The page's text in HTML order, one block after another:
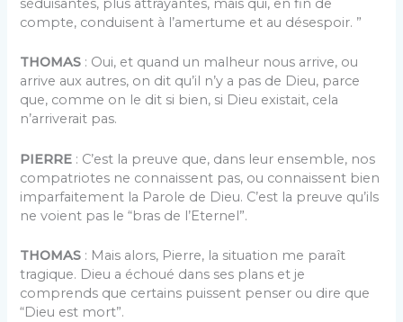
séduisantes, plus attrayantes, mais qui, en fin de
compte, conduisent à l’amertume et au désespoir. ”
THOMAS : Oui, et quand un malheur nous arrive, ou
arrive aux autres, on dit qu’il n’y a pas de Dieu, parce
que, comme on le dit si bien, si Dieu existait, cela
n’arriverait pas.
PIERRE : C’est la preuve que, dans leur ensemble, nos
compatriotes ne connaissent pas, ou connaissent bien
imparfaitement la Parole de Dieu. C’est la preuve qu’ils
ne voient pas le “bras de l’Eternel”.
THOMAS : Mais alors, Pierre, la situation me paraît
tragique. Dieu a échoué dans ses plans et je
comprends que certains puissent penser ou dire que
“Dieu est mort”.